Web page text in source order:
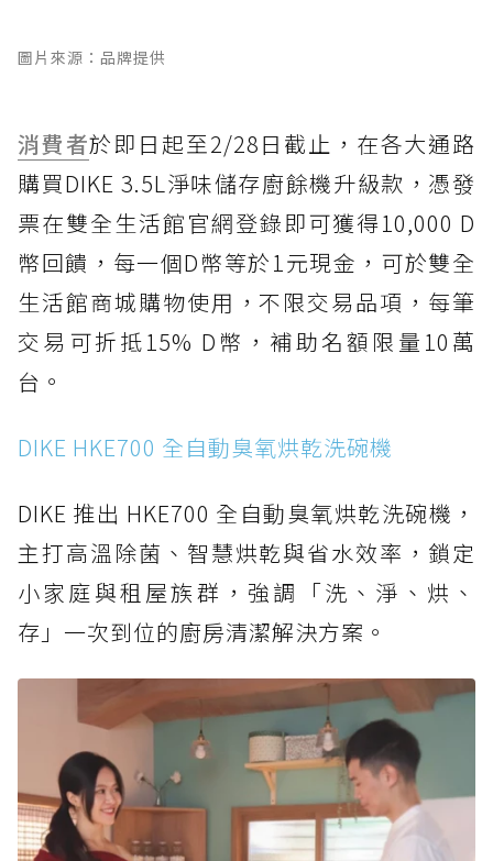
圖片來源：品牌提供
消費者於即日起至2/28日截止，在各大通路
購買DIKE 3.5L淨味儲存廚餘機升級款，憑發
票在雙全生活館官網登錄即可獲得10,000 D
幣回饋，每一個D幣等於1元現金，可於雙全
生活館商城購物使用，不限交易品項，每筆
交易可折抵15% D幣，補助名額限量10萬
台。
DIKE HKE700 全自動臭氧烘乾洗碗機
DIKE 推出 HKE700 全自動臭氧烘乾洗碗機，
主打高溫除菌、智慧烘乾與省水效率，鎖定
小家庭與租屋族群，強調「洗、淨、烘、
存」一次到位的廚房清潔解決方案。